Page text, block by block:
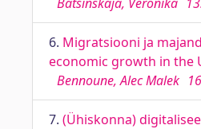
6. Migratsiooni ja
economic growth in the
Bennoune, Alec Malek
7. (Ühiskonna)